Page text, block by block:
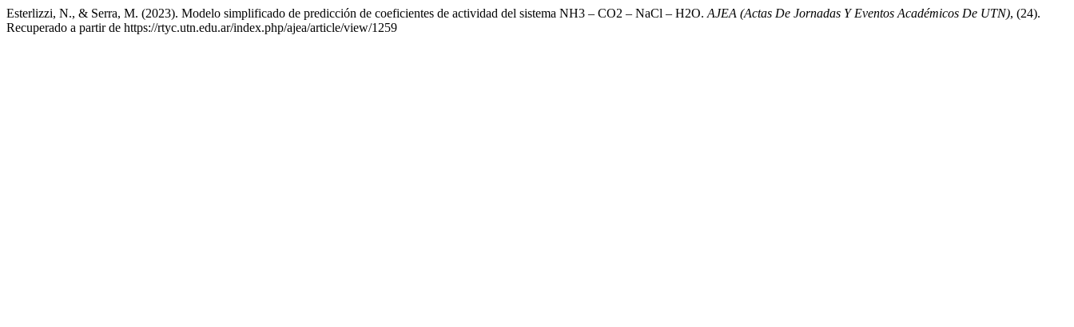
Esterlizzi, N., & Serra, M. (2023). Modelo simplificado de predicción de coeficientes de actividad del sistema NH3 – CO2 – NaCl – H2O. AJEA (Actas De Jornadas Y Eventos Académicos De UTN), (24).
Recuperado a partir de https://rtyc.utn.edu.ar/index.php/ajea/article/view/1259